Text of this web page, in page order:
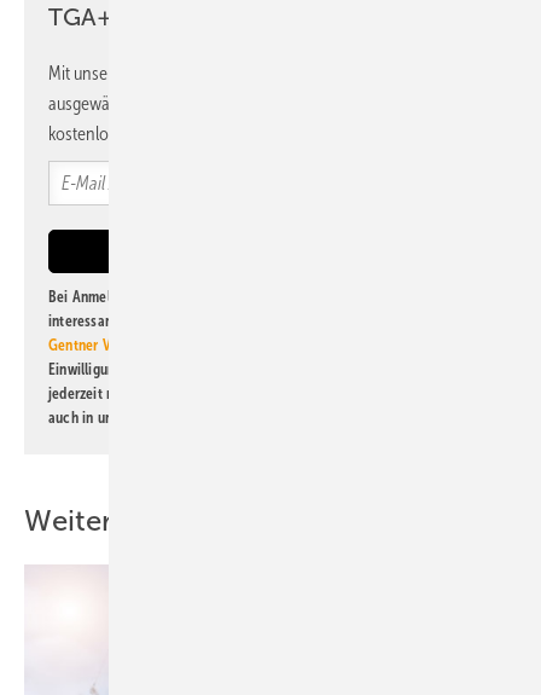
TGA+E Newsletter!
Mit unserem Newsletter erhalten Sie regelmäßig von uns
ausgewählte Informationen und Neuigkeiten, gebündelt und
kostenlos direkt ins Postfach.
Bei Anmeldung zu diesem Newsletter bin ich damit einverstanden, über
interessante Verlags- und Online-Angebote
Gentner Verlag GmbH & Co. KG
Einwilligung kann ich jederzeit widerrufen und eine Abmeldung ist
jederzeit möglich. Informationen zum Umgang mit Daten finden Sie
auch in unserer
Weitere Inhalte